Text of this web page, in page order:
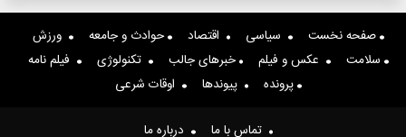
صفحه نخست سیاسی اقتصاد حوادث و جامعه
ورزش
سلامت
عکس و فیلم خبرهای جالب تکنولوژی
فیلم نامه
پرونده
پیوندها اوقات شرعی
تماس با ما درباره ما